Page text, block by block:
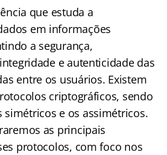
que estuda a
em informações
a segurança,
e autenticidade das
entre os usuários. Existem
criptográficos, sendo
simétricos e os assimétricos.
as principais
protocolos, com foco nos